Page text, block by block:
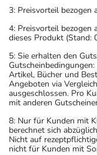
3: Preisvorteil bezogen
4: Preisvorteil bezogen
dieses Produkt (Stand:
5: Sie erhalten den
Artikel, Bücher und
Angeboten via
ausgeschlossen. Pro
mit anderen
8: Nur für Kunden mit
berechnet sich
Nicht auf
nicht für Kunden mit